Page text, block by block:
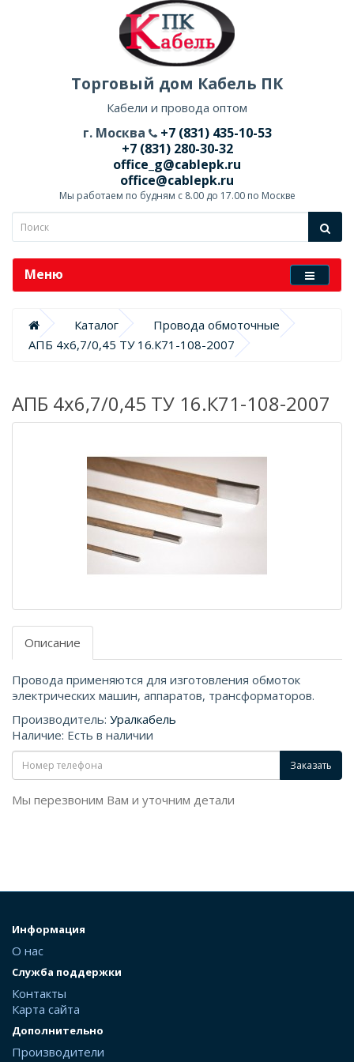
Торговый дом Кабель ПК
Кабели и провода оптом
г. Москва
+7 (831) 435-10-53
+7 (831) 280-30-32
office_g@cablepk.ru
office@cablepk.ru
Мы работаем по будням с 8.00 до 17.00 по Москве
Меню
Каталог
Провода обмоточные
АПБ 4х6,7/0,45 ТУ 16.К71-108-2007
АПБ 4х6,7/0,45 ТУ 16.К71-108-2007
Описание
Провода применяются для изготовления обмоток
электрических машин, аппаратов, трансформаторов.
Производитель: Уралкабель
Наличие: Есть в наличии
Заказать
Мы перезвоним Вам и уточним детали
Информация
О нас
Служба поддержки
Контакты
Карта сайта
Дополнительно
Производители